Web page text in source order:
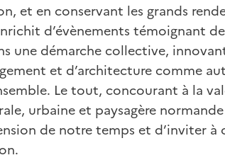
et en conservant les grands
d’évènements témoignant
une démarche collective,
et d’architecture comme
Le tout, concourant à la
urbaine et paysagère
de notre temps et d’inviter